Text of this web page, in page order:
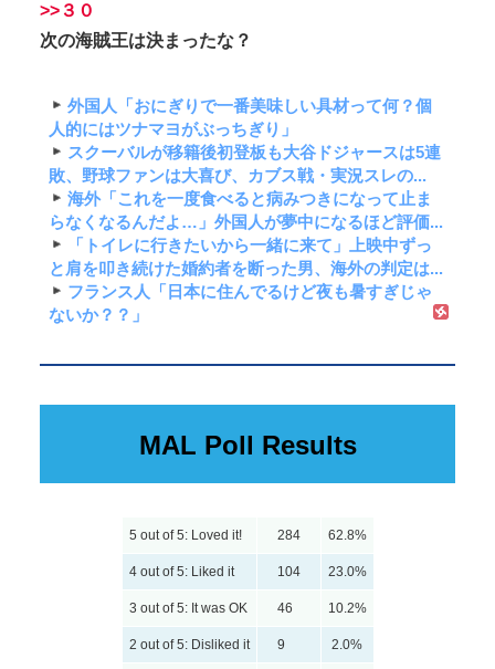
>>３０
次の海賊王は決まったな？
外国人「おにぎりで一番美味しい具材って何？個
人的にはツナマヨがぶっちぎり」
スクーバルが移籍後初登板も大谷ドジャースは5連
敗、野球ファンは大喜び、カブス戦・実況スレの...
海外「これを一度食べると病みつきになって止ま
らなくなるんだよ…」外国人が夢中になるほど評価...
「トイレに行きたいから一緒に来て」上映中ずっ
と肩を叩き続けた婚約者を断った男、海外の判定は...
フランス人「日本に住んでるけど夜も暑すぎじゃ
ないか？？」
MAL Poll Results
5 out of 5: Loved it! 284 62.8%
4 out of 5: Liked it 104 23.0%
3 out of 5: It was OK 46 10.2%
2 out of 5: Disliked it 9 2.0%